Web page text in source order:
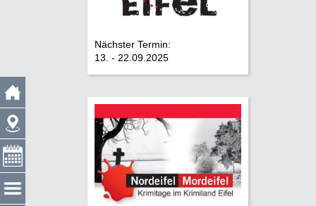
Nächster Termin:
13. - 22.09.2025